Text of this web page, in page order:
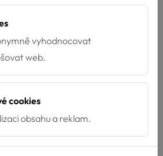
vyhodnocovat
web.
cookies
obsahu a reklam.